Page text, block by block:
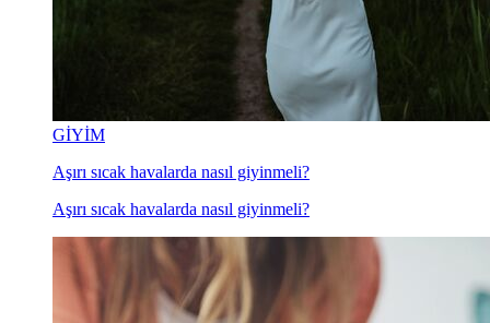
GİYİM
Aşırı sıcak havalarda nasıl giyinmeli?
Aşırı sıcak havalarda nasıl giyinmeli?